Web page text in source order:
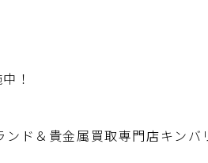
！
ド＆貴金属買取専門店キンバ